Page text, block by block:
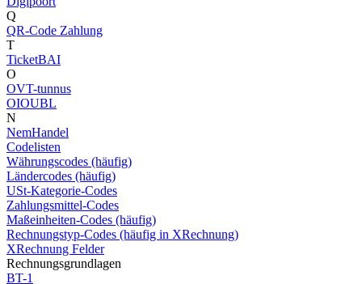
Q
QR-Code Zahlung
T
TicketBAI
O
OVT-tunnus
OIOUBL
N
NemHandel
Codelisten
Währungscodes (häufig)
Ländercodes (häufig)
USt-Kategorie-Codes
Zahlungsmittel-Codes
Maßeinheiten-Codes (häufig)
Rechnungstyp-Codes (häufig in XRechnung)
XRechnung Felder
Rechnungsgrundlagen
BT-1